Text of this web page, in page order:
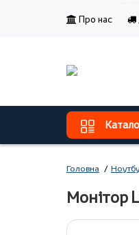
Про нас
Головна
Монітор